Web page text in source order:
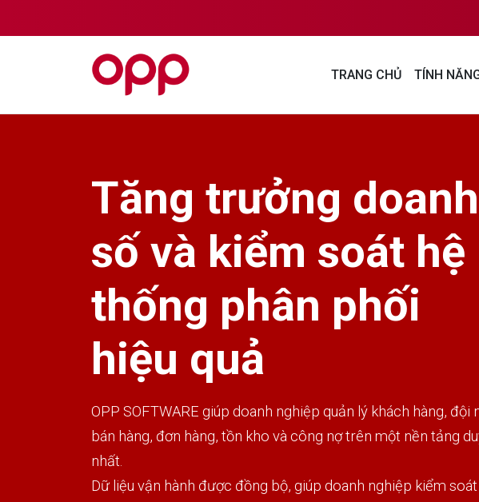
TRANG CHỦ TÍNH
Tăng trưởng doanh
số và kiểm soát hệ
thống phân phối
hiệu quả
OPP SOFTWARE giúp doanh nghiệp quản lý khách hàng, đội
bán hàng, đơn hàng, tồn kho và công nợ trên một nền tảng
nhất.
Dữ liệu vận hành được đồng bộ, giúp doanh nghiệp kiểm soát